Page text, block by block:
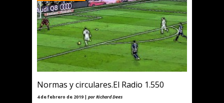
Normas y circulares.El Radio 1.550
4 de febrero de 2019 | por Richard Dees